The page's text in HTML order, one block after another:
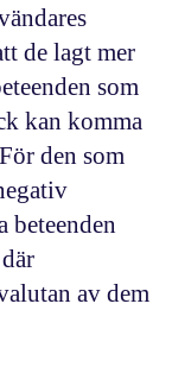
de lagt mer
som
kan komma
den som
beteenden
av dem